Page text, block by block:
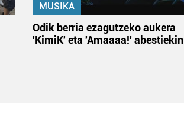
MUSIKA
Odik berria ezagutzeko aukera
'KimiK' eta 'Amaaaa!' abestiekin